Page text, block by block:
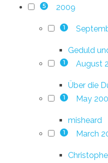
5 2009
1
Geduld
1 August
Über die
1 May
misheard
1 March